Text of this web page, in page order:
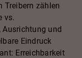
Treibern zählen
vs.
Ausrichtung und
Eindruck
Erreichbarkeit